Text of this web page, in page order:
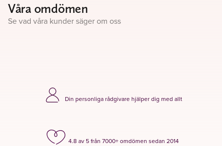
Våra omdömen
Se vad våra kunder säger om oss
Din personliga rådgivare hjälper dig med allt
4.8 av 5 från 7000+ omdömen sedan 2014